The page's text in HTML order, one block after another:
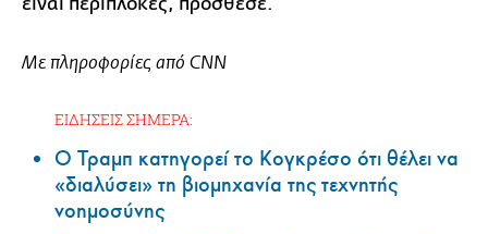
είναι περίπλοκες, πρόσθεσε.
Με πληροφορίες από CNN
ΕΙΔΗΣΕΙΣ ΣΗΜΕΡΑ:
Ο Τραμπ κατηγορεί το Κογκρέσο ότι θέλει να
«διαλύσει» τη βιομηχανία της τεχνητής
νοημοσύνης